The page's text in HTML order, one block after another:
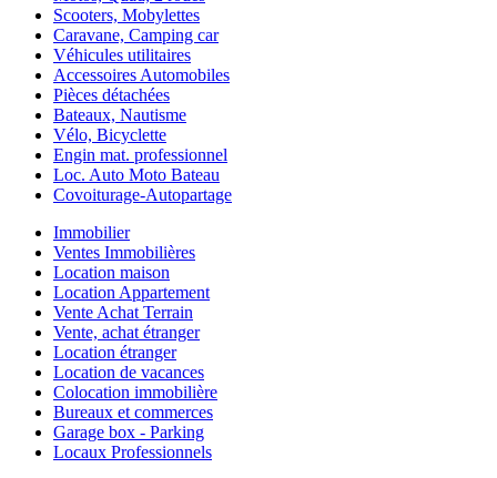
Scooters, Mobylettes
Caravane, Camping car
Véhicules utilitaires
Accessoires Automobiles
Pièces détachées
Bateaux, Nautisme
Vélo, Bicyclette
Engin mat. professionnel
Loc. Auto Moto Bateau
Covoiturage-Autopartage
Immobilier
Ventes Immobilières
Location maison
Location Appartement
Vente Achat Terrain
Vente, achat étranger
Location étranger
Location de vacances
Colocation immobilière
Bureaux et commerces
Garage box - Parking
Locaux Professionnels